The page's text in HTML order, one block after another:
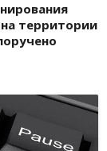
территории